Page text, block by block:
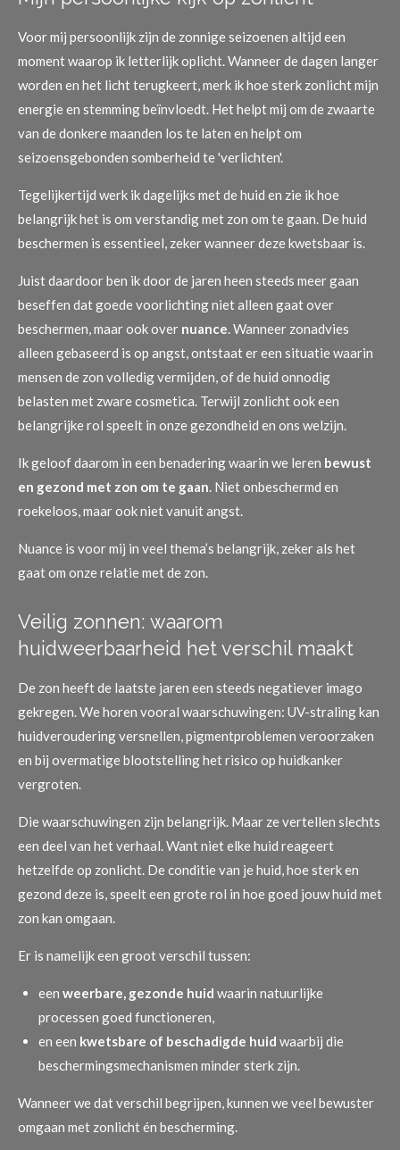
Voor mij persoonlijk zijn de zonnige seizoenen altijd een
moment waarop ik letterlijk oplicht. Wanneer de dagen langer
worden en het licht terugkeert, merk ik hoe sterk zonlicht mijn
energie en stemming beïnvloedt. Het helpt mij om de zwaarte
van de donkere maanden los te laten en helpt om
seizoensgebonden somberheid te 'verlichten'.
Tegelijkertijd werk ik dagelijks met de huid en zie ik hoe
belangrijk het is om verstandig met zon om te gaan. De huid
beschermen is essentieel, zeker wanneer deze kwetsbaar is.
Juist daardoor ben ik door de jaren heen steeds meer gaan
beseffen dat goede voorlichting niet alleen gaat over
beschermen, maar ook over nuance. Wanneer zonadvies
alleen gebaseerd is op angst, ontstaat er een situatie waarin
mensen de zon volledig vermijden, of de huid onnodig
belasten met zware cosmetica. Terwijl zonlicht ook een
belangrijke rol speelt in onze gezondheid en ons welzijn.
Ik geloof daarom in een benadering waarin we leren bewust
en gezond met zon om te gaan. Niet onbeschermd en
roekeloos, maar ook niet vanuit angst.
Nuance is voor mij in veel thema’s belangrijk, zeker als het
gaat om onze relatie met de zon.
Veilig zonnen: waarom
huidweerbaarheid het verschil maakt
De zon heeft de laatste jaren een steeds negatiever imago
gekregen. We horen vooral waarschuwingen: UV-straling kan
huidveroudering versnellen, pigmentproblemen veroorzaken
en bij overmatige blootstelling het risico op huidkanker
vergroten.
Die waarschuwingen zijn belangrijk. Maar ze vertellen slechts
een deel van het verhaal. Want niet elke huid reageert
hetzelfde op zonlicht. De conditie van je huid, hoe sterk en
gezond deze is, speelt een grote rol in hoe goed jouw huid met
zon kan omgaan.
Er is namelijk een groot verschil tussen:
een weerbare, gezonde huid waarin natuurlijke
processen goed functioneren,
en een kwetsbare of beschadigde huid waarbij die
beschermingsmechanismen minder sterk zijn.
Wanneer we dat verschil begrijpen, kunnen we veel bewuster
omgaan met zonlicht én bescherming.